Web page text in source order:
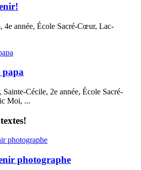
4e année, École Sacré-Cœur, Lac-
papa
Cécile, 2e année, École Sacré-
Moi, ...
photographe